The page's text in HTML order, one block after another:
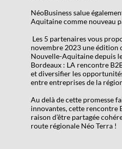
NéoBusiness salue
Aquitaine comme nouveau
Les 5 partenaires vous
novembre 2023 une édition
Nouvelle-Aquitaine depuis
Bordeaux : LA rencontre
et diversifier les
entre entreprises de la
Au delà de cette promesse
innovantes, cette rencontre
raison d’être partagée
route régionale Néo Terra !